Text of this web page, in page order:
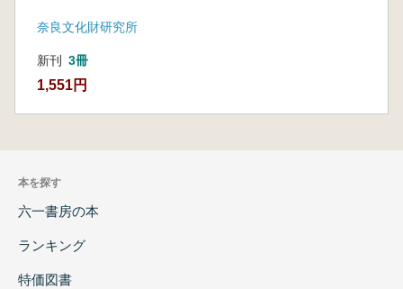
奈良文化財研究所
新刊 3冊
1,551円
本を探す
六一書房の本
ランキング
特価図書